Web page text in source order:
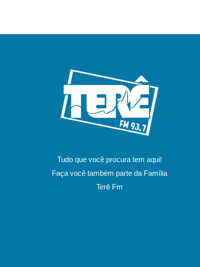
Tudo que você procura tem aqui!
Faça você também parte da Família
Terê Fm